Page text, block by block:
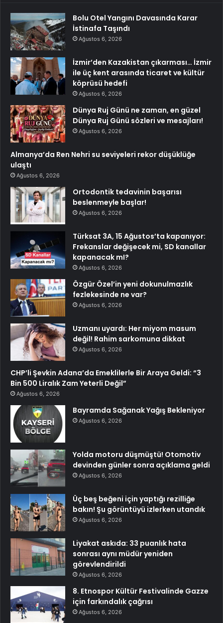
Bolu Otel Yangını Davasında Karar
İstinafa Taşındı
Ağustos 6, 2026
İzmir’den Kazakistan çıkarması… İzmir
ile üç kent arasında ticaret ve kültür
köprüsü hedefi
Ağustos 6, 2026
Dünya Ruj Günü ne zaman, en güzel
Dünya Ruj Günü sözleri ve mesajları!
Ağustos 6, 2026
Almanya’da Ren Nehri su seviyeleri rekor düşüklüğe
ulaştı
Ağustos 6, 2026
Ortodontik tedavinin başarısı
beslenmeyle başlar!
Ağustos 6, 2026
Türksat 3A, 15 Ağustos’ta kapanıyor:
Frekanslar değişecek mi, SD kanallar
kapanacak mI?
Ağustos 6, 2026
Özgür Özel’in yeni dokunulmazlık
fezlekesinde ne var?
Ağustos 6, 2026
Uzmanı uyardı: Her miyom masum
değil! Rahim sarkomuna dikkat
Ağustos 6, 2026
CHP’li Şevkin Adana’da Emeklilerle Bir Araya Geldi: “3
Bin 500 Liralık Zam Yeterli Değil”
Ağustos 6, 2026
Bayramda Sağanak Yağış Bekleniyor
Ağustos 6, 2026
Yolda motoru düşmüştü! Otomotiv
devinden günler sonra açıklama geldi
Ağustos 6, 2026
Üç beş beğeni için yaptığı rezilliğe
bakın! Şu görüntüyü izlerken utandık
Ağustos 6, 2026
Liyakat askıda: 33 puanlık hata
sonrası aynı müdür yeniden
görevlendirildi
Ağustos 6, 2026
8. Etnospor Kültür Festivalinde Gazze
için farkındalık çağrısı
Ağustos 6, 2026